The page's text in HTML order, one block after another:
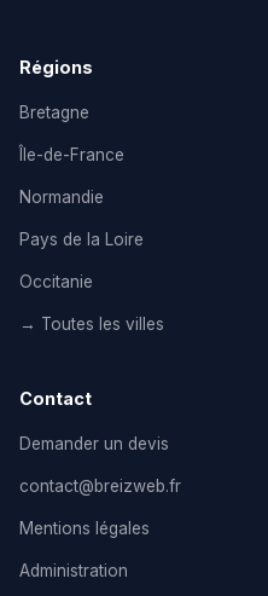
Régions
Bretagne
Île-de-France
Normandie
Pays de la Loire
Occitanie
→ Toutes les villes
Contact
Demander un devis
contact@breizweb.fr
Mentions légales
Administration